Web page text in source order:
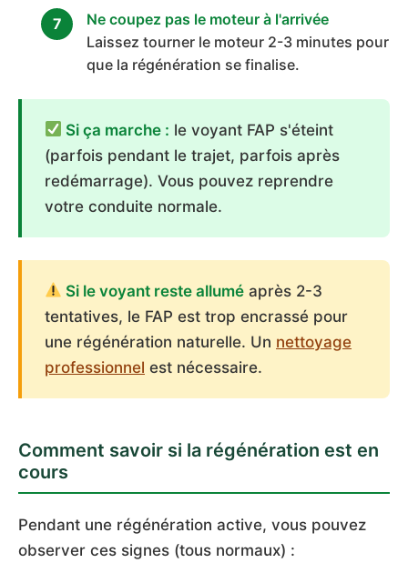
Ne coupez pas le moteur à l'arrivée
Laissez tourner le moteur 2-3 minutes pour
que la régénération se finalise.
Si ça marche : le voyant FAP s'éteint
(parfois pendant le trajet, parfois après
redémarrage). Vous pouvez reprendre
votre conduite normale.
Si le voyant reste allumé après 2-3
tentatives, le FAP est trop encrassé pour
une régénération naturelle. Un nettoyage
professionnel est nécessaire.
Comment savoir si la régénération est en
cours
Pendant une régénération active, vous pouvez
observer ces signes (tous normaux) :